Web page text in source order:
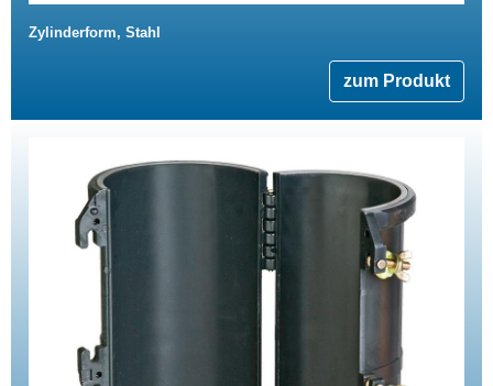
Zylinderform, Stahl
zum Produkt